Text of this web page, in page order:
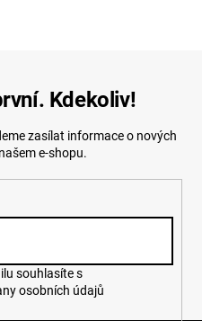
Kdekoliv!
zasílat informace o nových
e-shopu.
osobních údajů